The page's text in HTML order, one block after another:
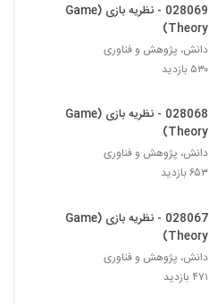
028042 - تجزیه و تحلیل پیچیدگی
028043 - تجزیه و تحلیل پیچیدگی
028044 - تجزیه و تحلیل پیچیدگی
028045 - تجزیه و تحلیل پیچیدگی
028069 - نظریه بازی (Game
Theory)
دانش، پژوهش و فناوری
۵۳۰ بازدید
028068 - نظریه بازی (Game
Theory)
دانش، پژوهش و فناوری
۶۵۳ بازدید
028067 - نظریه بازی (Game
Theory)
دانش، پژوهش و فناوری
۴۷۱ بازدید